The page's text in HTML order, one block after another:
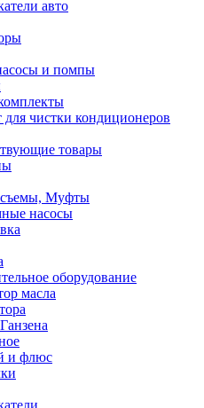
авто
и помпы
для чистки кондиционеров
товары
Муфты
насосы
оборудование
масла
и флюс